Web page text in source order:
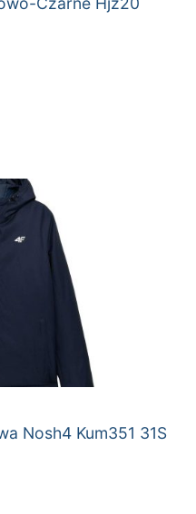
Nosh4 Kum351 31S